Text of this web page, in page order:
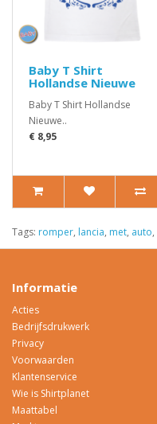
Baby T Shirt
Hollandse Nieuwe
Baby T Shirt Hollandse
Nieuwe..
€ 8,95
Tags: romper, lancia, met, auto,
Informatie
Acties
Bedrijfsdrukwerk
Privacy
Voorwaarden
Klantenservice
Wie is Shirtplanet
Maattabel